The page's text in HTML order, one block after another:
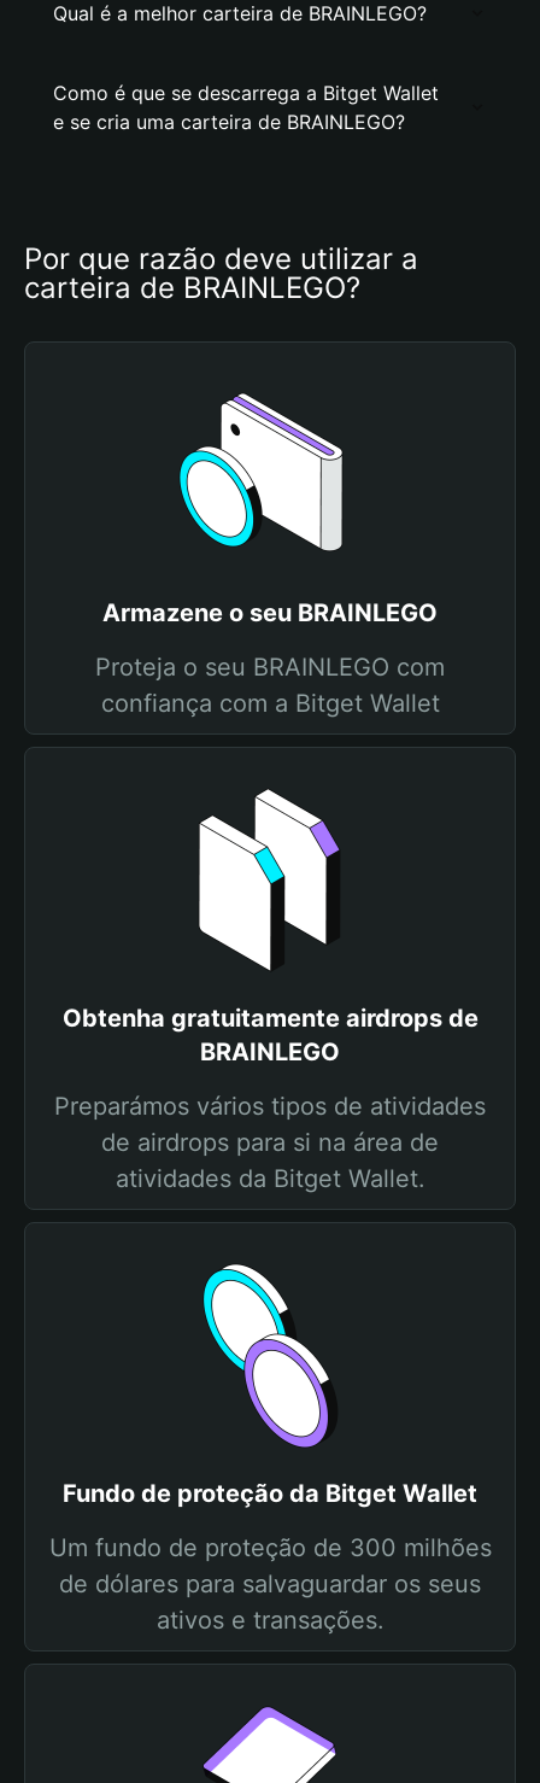
Qual é a melhor carteira de BRAINLEGO?
Como é que se descarrega a Bitget Wallet
e se cria uma carteira de BRAINLEGO?
Por que razão deve utilizar a
carteira de BRAINLEGO?
Armazene o seu BRAINLEGO
Proteja o seu BRAINLEGO com
confiança com a Bitget Wallet
Obtenha gratuitamente airdrops de
BRAINLEGO
Preparámos vários tipos de atividades
de airdrops para si na área de
atividades da Bitget Wallet.
Fundo de proteção da Bitget Wallet
Um fundo de proteção de 300 milhões
de dólares para salvaguardar os seus
ativos e transações.